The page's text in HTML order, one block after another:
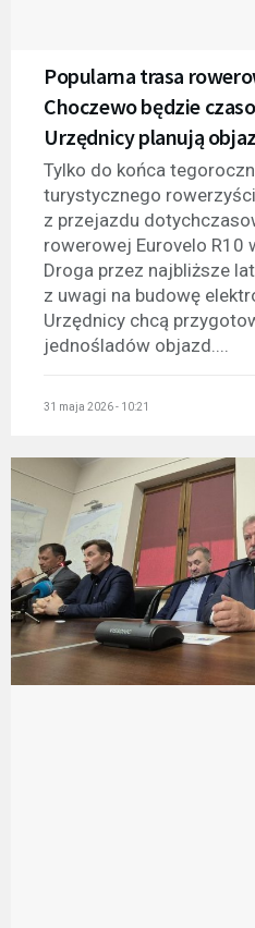
Popularna trasa
Choczewo będzie
Urzędnicy planują
Tylko do końca
turystycznego
z przejazdu
rowerowej Eurovelo R10
Droga przez najbliższe
z uwagi na budowę
Urzędnicy chcą
jednośladów objazd....
31 maja 2026 - 10:21